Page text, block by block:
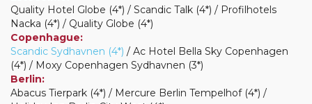
Quality Hotel Globe (4*) / Scandic Talk (4*) / Profilhotels
Nacka (4*) / Quality Globe (4*)
Copenhague:
Scandic Sydhavnen (4*) / Ac Hotel Bella Sky Copenhagen
(4*) / Moxy Copenhagen Sydhavnen (3*)
Berlin:
Abacus Tierpark (4*) / Mercure Berlin Tempelhof (4*) /